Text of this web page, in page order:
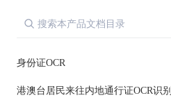
身份证OCR
港澳台居民来往内地通行证OCR识别